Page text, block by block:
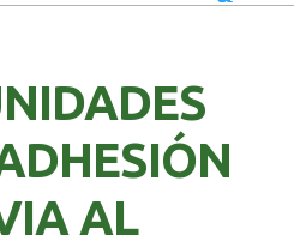
AL